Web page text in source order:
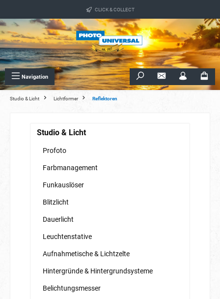
CLICK & COLLECT
Navigation
Studio & Licht Lichtformer Reflektoren
Studio & Licht
Profoto
Farbmanagement
Funkauslöser
Blitzlicht
Dauerlicht
Leuchtenstative
Aufnahmetische & Lichtzelte
Hintergründe & Hintergrundsysteme
Belichtungsmesser